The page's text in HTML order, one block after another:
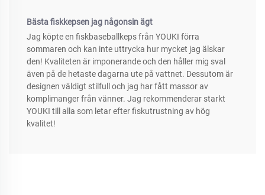
Bästa fiskkepsen jag någonsin ägt
Jag köpte en fiskbaseballkeps från YOUKI förra
sommaren och kan inte uttrycka hur mycket jag älskar
den! Kvaliteten är imponerande och den håller mig sval
även på de hetaste dagarna ute på vattnet. Dessutom är
designen väldigt stilfull och jag har fått massor av
komplimanger från vänner. Jag rekommenderar starkt
YOUKI till alla som letar efter fiskutrustning av hög
kvalitet!